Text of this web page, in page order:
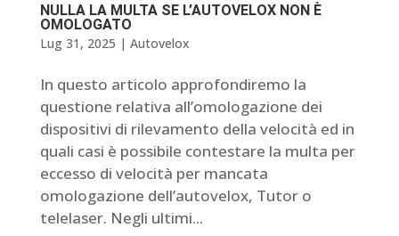
NULLA LA MULTA SE L’AUTOVELOX NON È
OMOLOGATO
Lug 31, 2025 | Autovelox
In questo articolo approfondiremo la
questione relativa all’omologazione dei
dispositivi di rilevamento della velocità ed in
quali casi è possibile contestare la multa per
eccesso di velocità per mancata
omologazione dell’autovelox, Tutor o
telelaser. Negli ultimi...